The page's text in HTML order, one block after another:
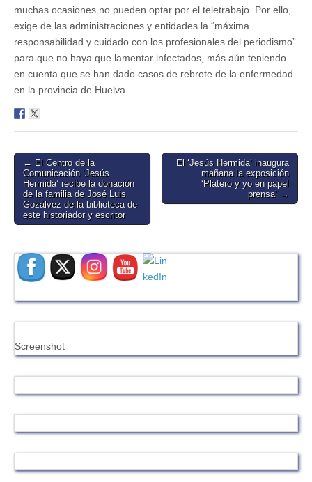
muchas ocasiones no pueden optar por el teletrabajo. Por ello,
exige de las administraciones y entidades la “máxima
responsabilidad y cuidado con los profesionales del periodismo”
para que no haya que lamentar infectados, más aún teniendo
en cuenta que se han dado casos de rebrote de la enfermedad
en la provincia de Huelva.
Post
navigation
← El Centro de la
Comunicación ‘Jesús
Hermida’ recibe la donación
de la familia de José Luis
Gozálvez de la biblioteca de
este historiador y escritor
El ‘Jesús Hermida’ inaugura
mañana la exposición
‘Platero y yo en papel
prensa’ →
Screenshot